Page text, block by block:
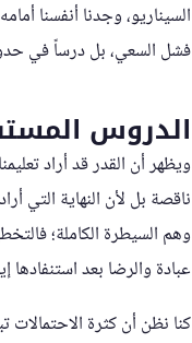
السيناريو، وجدنا أنفسنا
فشل السعي، بل درساً في
الدروس
ويظهر أن القدر قد أراد
ناقصة بل لأن النهاية التي
وهم السيطرة الكاملة؛
عبادة والرضا بعد استنفادها
كنا نظن أن كثرة